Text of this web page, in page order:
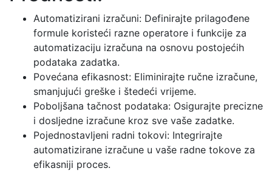
Automatizirani izračuni: Definirajte prilagođene
formule koristeći razne operatore i funkcije za
automatizaciju izračuna na osnovu postojećih
podataka zadatka.
Povećana efikasnost: Eliminirajte ručne izračune,
smanjujući greške i štedeći vrijeme.
Poboljšana tačnost podataka: Osigurajte precizne
i dosljedne izračune kroz sve vaše zadatke.
Pojednostavljeni radni tokovi: Integrirajte
automatizirane izračune u vaše radne tokove za
efikasniji proces.